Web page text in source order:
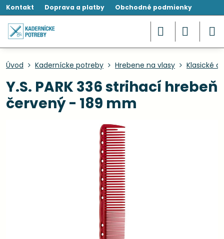
Kontakt Doprava a platby Obchodné podmienky
Úvod Kadernícke potreby Hrebene na vlasy Klasické
Y.S. PARK 336 strihací hrebeň
červený - 189 mm